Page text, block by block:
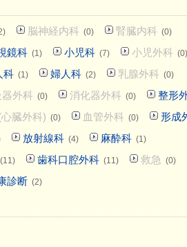
脳神経内科 (0) 腎臓内科 (0)
鏡科 (1) 小児科 (7) 小児外科 (0)
科 (1) 婦人科 (2) 乳腺外科 (0)
器外科 (0) 消化器外科 (0) 整形
臓外科) (0) 血管外科 (0) 形成
放射線科 (4) 麻酔科 (1)
(11) 歯科口腔外科 (11) 救急 (0)
診断 (2)